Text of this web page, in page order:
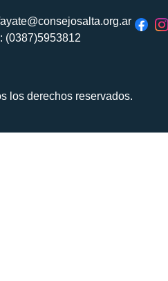
(0387)5953812
los derechos reservados.